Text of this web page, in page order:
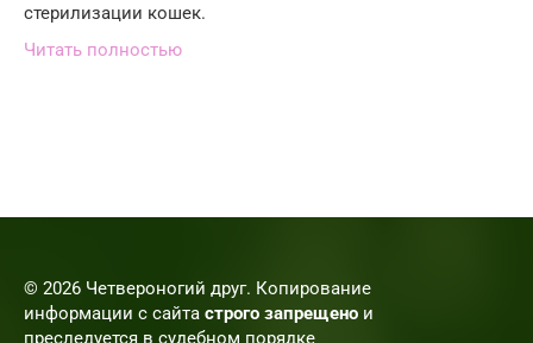
стерилизации кошек.
Читать полностью
© 2026 Четвероногий друг. Копирование
информации с сайта строго запрещено и
преследуется в судебном порядке